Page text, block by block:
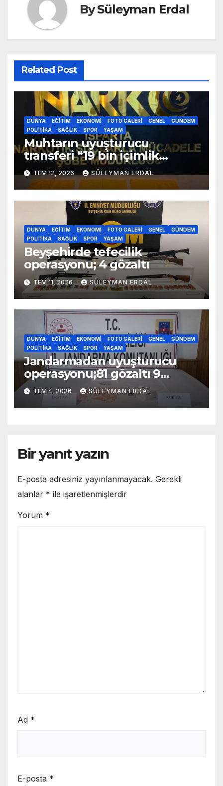
BySüleyman Erdal
Related Post
DÜNYA EĞITIM EKONOMI FOTO GALERI GENEL
GÜNDEM
POLITIKA
SAĞLIK SPOR YAŞAM
Muhtarın uyuşturucu
transferi “19 bin içimlik
uyuşturucu ele geçirildi”
TEM 12, 2026 SÜLEYMAN ERDAL
DÜNYA EĞITIM EKONOMI FOTO GALERI GENEL
GÜNDEM
POLITIKA
SAĞLIK SPOR YAŞAM
Beyşehirde tefecilik
operasyonu; 4 gözaltı
TEM 11, 2026 SÜLEYMAN ERDAL
DÜNYA EĞITIM EKONOMI FOTO GALERI GENEL
GÜNDEM
POLITIKA
SAĞLIK SPOR YAŞAM
Jandarmadan uyuşturucu
operasyonu;81 gözaltı 9
tutuklama
TEM 4, 2026 SÜLEYMAN ERDAL
Bir yanıt yazın
E-posta adresiniz yayınlanmayacak. Gerekli
alanlar * ile işaretlenmişlerdir
Yorum *
Ad *
E-posta *